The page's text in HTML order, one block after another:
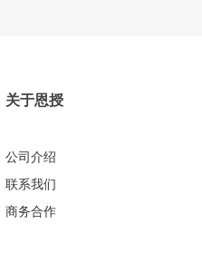
关于恩授
公司介绍
联系我们
商务合作